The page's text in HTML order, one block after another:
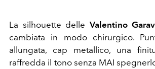
La silhouette delle Valentino
cambiata in modo chirurgico.
allungata, cap metallico, una
raffredda il tono senza MAI